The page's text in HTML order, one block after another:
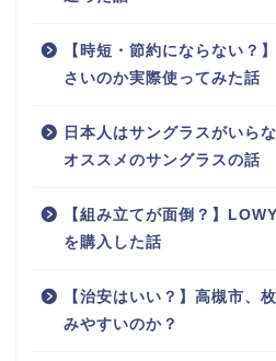
【時短・節約にならない？
さいのか実際使ってみた話
日本人はサングラスがいら
オススメのサングラスの話
【組み立てが面倒？】
を購入した話
【治安はいい？】高槻市、
みやすいのか？